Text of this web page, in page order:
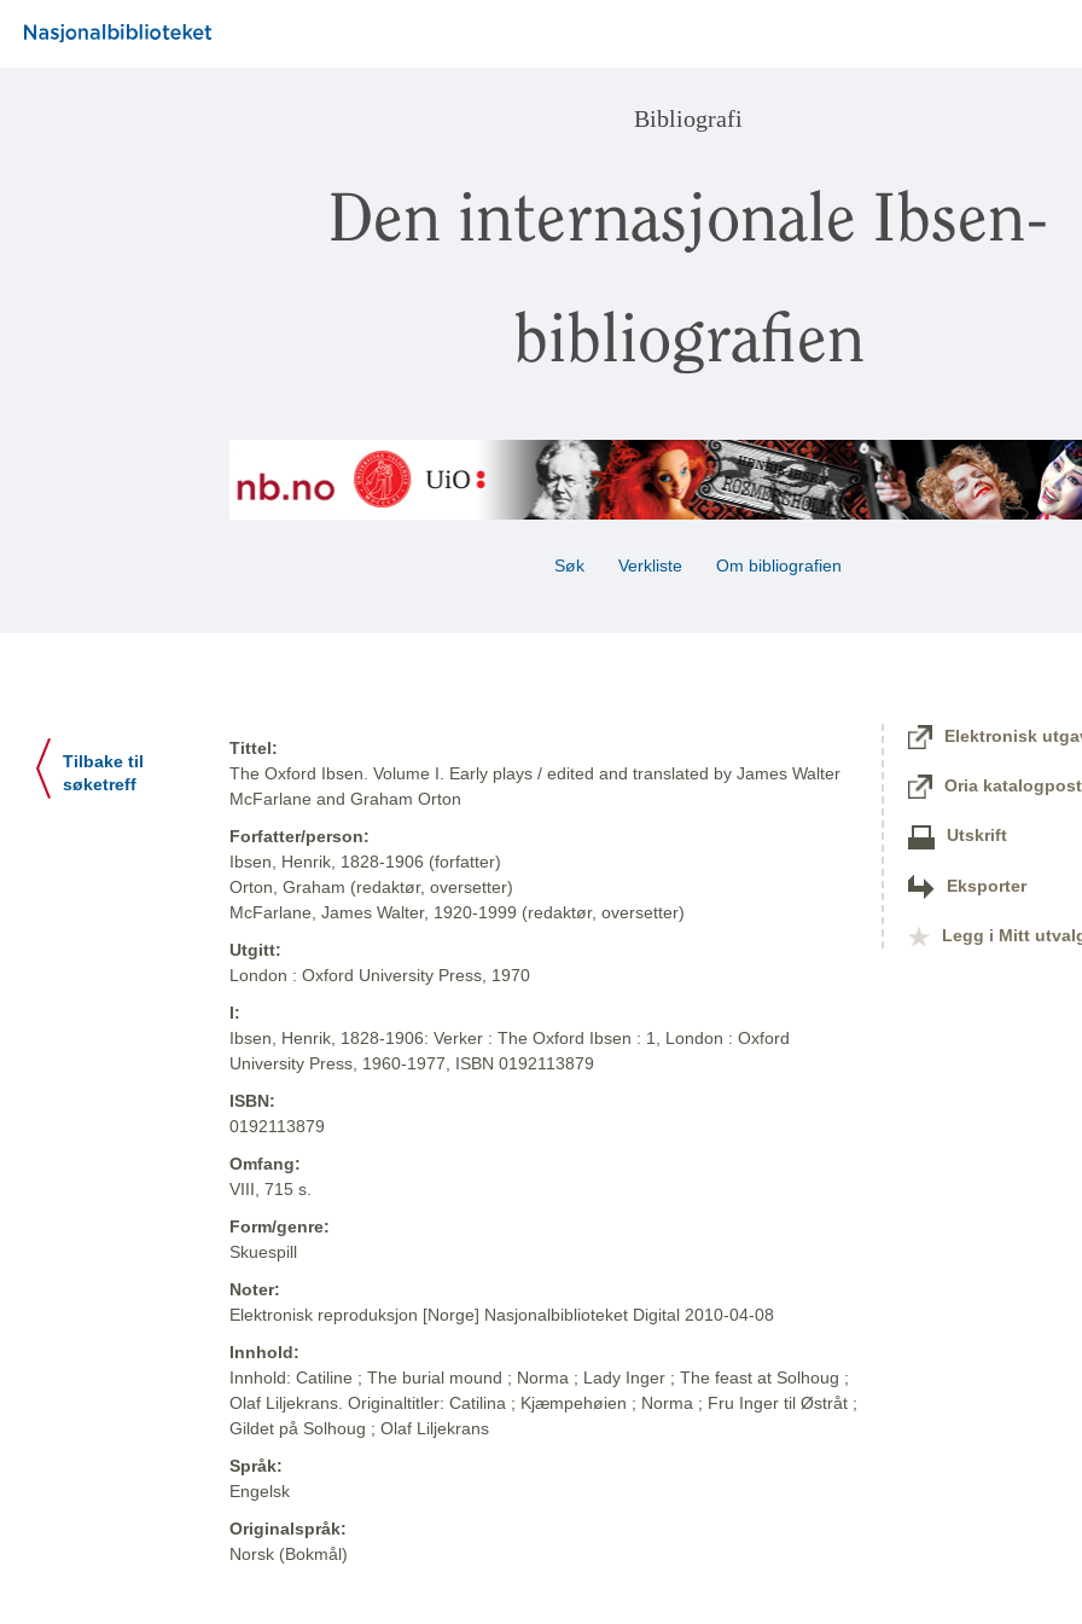
Bibliografi
Den internasjonale Ibsen-
bibliografien
Søk Verkliste Om bibliografien
Tilbake til
søketreff
Tittel:
The Oxford Ibsen. Volume I. Early plays / edited and translated by James Walter
McFarlane and Graham Orton
Forfatter/person:
Ibsen, Henrik, 1828-1906 (forfatter)
Orton, Graham (redaktør, oversetter)
McFarlane, James Walter, 1920-1999 (redaktør, oversetter)
Utgitt:
London : Oxford University Press, 1970
I:
Ibsen, Henrik, 1828-1906: Verker : The Oxford Ibsen : 1, London : Oxford
University Press, 1960-1977, ISBN 0192113879
ISBN:
0192113879
Omfang:
VIII, 715 s.
Form/genre:
Skuespill
Noter:
Elektronisk reproduksjon [Norge] Nasjonalbiblioteket Digital 2010-04-08
Innhold:
Innhold: Catiline ; The burial mound ; Norma ; Lady Inger ; The feast at Solhoug ;
Olaf Liljekrans. Originaltitler: Catilina ; Kjæmpehøien ; Norma ; Fru Inger til Østråt ;
Gildet på Solhoug ; Olaf Liljekrans
Språk:
Engelsk
Originalspråk:
Norsk (Bokmål)
Elektronisk
Oria katalogpost
Utskrift
Eksporter
Legg i Mitt